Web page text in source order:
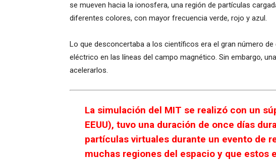
se mueven hacia la ionosfera, una región de partículas
diferentes colores, con mayor frecuencia verde, rojo y azul.
Lo que desconcertaba a los científicos era el gran número
eléctrico en las líneas del campo magnético. Sin embargo,
acelerarlos.
La simulación del MIT se realizó con un
EEUU), tuvo una duración de once días
partículas virtuales durante un evento de
muchas regiones del espacio y que estos